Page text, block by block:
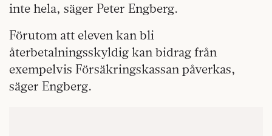
inte hela, säger Peter Engberg.
Förutom att eleven kan bli
återbetalningsskyldig kan bidrag från
exempelvis Försäkringskassan påverkas,
säger Engberg.